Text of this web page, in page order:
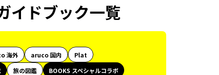
イドブック一覧
海外 aruco 国内
Plat
旅の図鑑
BOOKS スペシャルコラボ